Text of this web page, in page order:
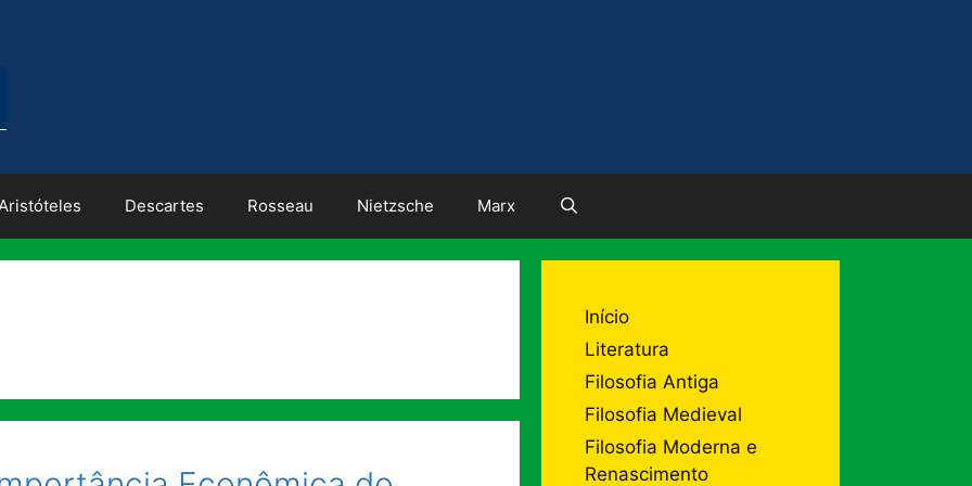
Descartes Rosseau Nietzsche Marx
Início
Literatura
Filosofia Antiga
Filosofia Medieval
Filosofia Moderna e
Renascimento